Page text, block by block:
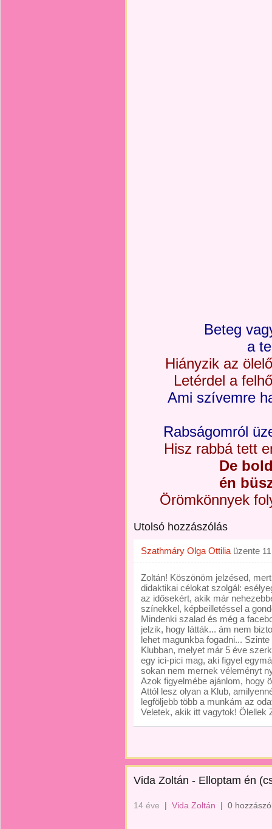
Beteg
a
Hiányzik az
Letérdel a
Ami szívemre
Rabságomról
Hisz rabbá tett
De
én
Örömkönnyek
Utolsó hozzászólás
Szathmáry Olga Ottilia üzente
Zoltán! Köszönöm jelzésed,
didaktikai célokat szolgál:
az idősekért, akik már
színekkel, képbeilletéssel a
Mindenki szalad és még a
jelzik, hogy látták... ám nem
lehet magunkba fogadni...
Klubban, melyet már 5 éve
egy ici-pici mag, aki figyel
sokan nem mernek véleményt
Azok figyelmébe ajánlom, hogy
Attól lesz olyan a Klub,
legföljebb több a munkám az
Veletek, akik itt vagytok! Ölellek
Vida Zoltán - Elloptam én
14 éve | Vida Zoltán | 0